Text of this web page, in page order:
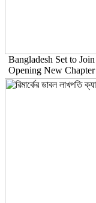
Bangladesh Set to
Opening New